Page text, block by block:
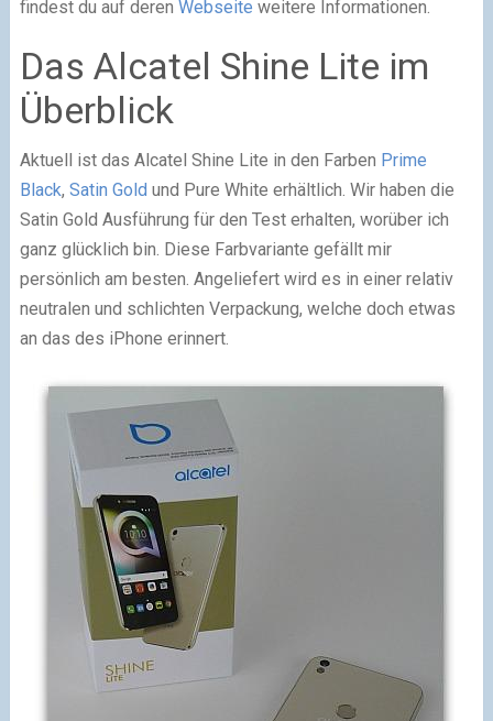
findest du auf deren Webseite weitere Informationen.
Das Alcatel Shine Lite im
Überblick
Aktuell ist das Alcatel Shine Lite in den Farben Prime
Black, Satin Gold und Pure White erhältlich. Wir haben die
Satin Gold Ausführung für den Test erhalten, worüber ich
ganz glücklich bin. Diese Farbvariante gefällt mir
persönlich am besten. Angeliefert wird es in einer relativ
neutralen und schlichten Verpackung, welche doch etwas
an das des iPhone erinnert.